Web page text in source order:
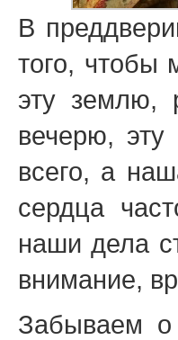
В
того, чтобы
эту землю,
вечерю,
всего, а
сердца
наши дела
внимание,
Забываем